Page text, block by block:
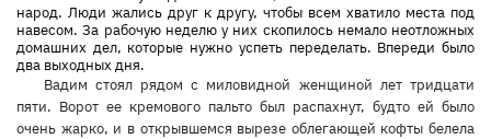
народ. Люди жались друг к другу, чтобы всем хватило места под
навесом. За рабочую неделю у них скопилось немало неотложных
домашних дел, которые нужно успеть переделать. Впереди было
два выходных дня.
Вадим стоял рядом с миловидной женщиной лет тридцати
пяти. Ворот ее кремового пальто был распахнут, будто ей было
очень жарко, и в открывшемся вырезе облегающей кофты белела